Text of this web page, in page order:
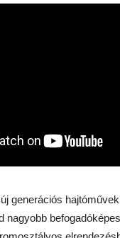
generációs
nagyobb